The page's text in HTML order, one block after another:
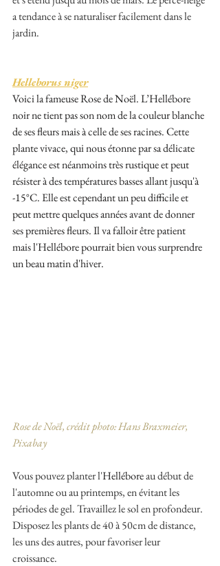
a tendance à se naturaliser facilement dans le
jardin.
Helleborus niger
Voici la fameuse Rose de Noël. L’Hellébore
noir ne tient pas son nom de la couleur blanche
de ses fleurs mais à celle de ses racines. Cette
plante vivace, qui nous étonne par sa délicate
élégance est néanmoins très rustique et peut
résister à des températures basses allant jusqu'à
-15°C. Elle est cependant un peu difficile et
peut mettre quelques années avant de donner
ses premières fleurs. Il va falloir être patient
mais l'Hellébore pourrait bien vous surprendre
un beau matin d'hiver.
Rose de Noël, crédit photo: Hans Braxmeier,
Pixabay
Vous pouvez planter l'Hellébore au début de
l'automne ou au printemps, en évitant les
périodes de gel. Travaillez le sol en profondeur.
Disposez les plants de 40 à 50cm de distance,
les uns des autres, pour favoriser leur
croissance.